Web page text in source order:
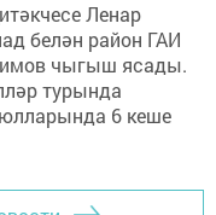
Ленар
белән район ГАИ
чыгыш ясады.
турында
6 кеше